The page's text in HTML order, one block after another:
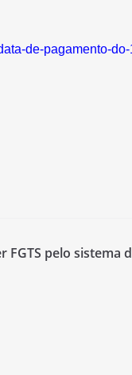
de-pagamento-
pelo sistema